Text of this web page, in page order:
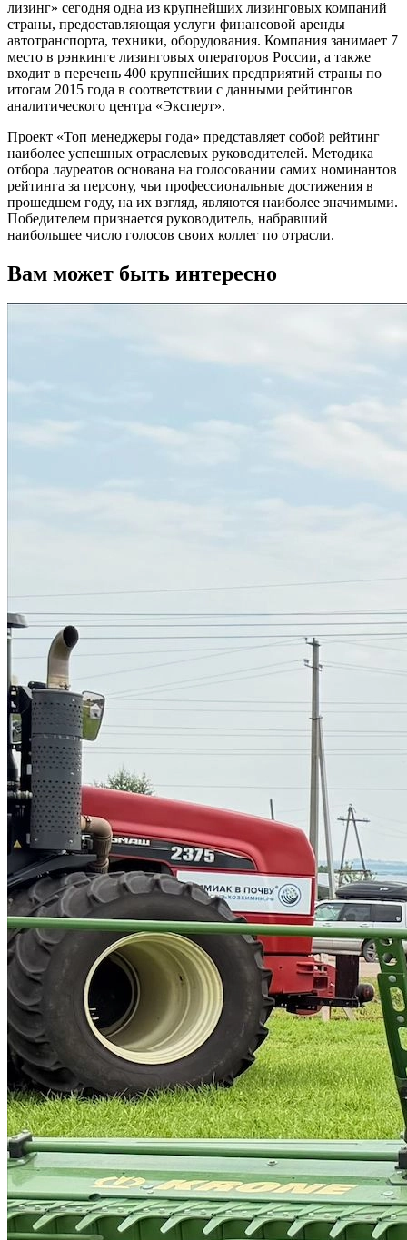
лизинг» сегодня одна из крупнейших лизинговых компаний
страны, предоставляющая услуги финансовой аренды
автотранспорта, техники, оборудования. Компания занимает 7
место в рэнкинге лизинговых операторов России, а также
входит в перечень 400 крупнейших предприятий страны по
итогам 2015 года в соответствии с данными рейтингов
аналитического центра «Эксперт».
Проект «Топ менеджеры года» представляет собой рейтинг
наиболее успешных отраслевых руководителей. Методика
отбора лауреатов основана на голосовании самих номинантов
рейтинга за персону, чьи профессиональные достижения в
прошедшем году, на их взгляд, являются наиболее значимыми.
Победителем признается руководитель, набравший
наибольшее число голосов своих коллег по отрасли.
Вам может быть интересно